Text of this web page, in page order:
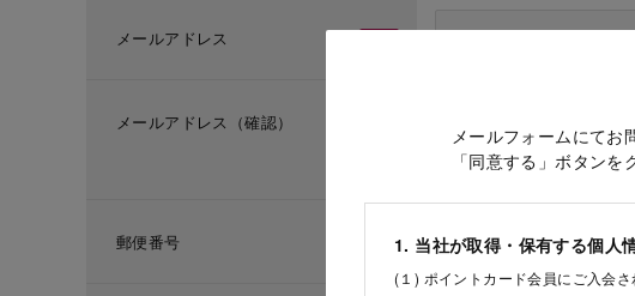
メールフォームにて
「同意する」ボタン
1. 当社が取得・保有する個人
(１) ポイントカード会員にご入会
メールアドレス
メールアドレス（確認）
（メールアドレス確認
郵便番号